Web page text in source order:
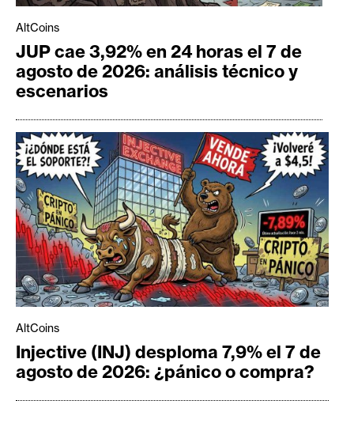
AltCoins
JUP cae 3,92% en 24 horas el 7 de
agosto de 2026: análisis técnico y
escenarios
AltCoins
Injective (INJ) desploma 7,9% el 7 de
agosto de 2026: ¿pánico o compra?